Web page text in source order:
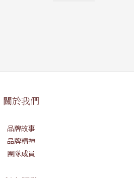
關於我們
品牌故事
品牌精神
團隊成員